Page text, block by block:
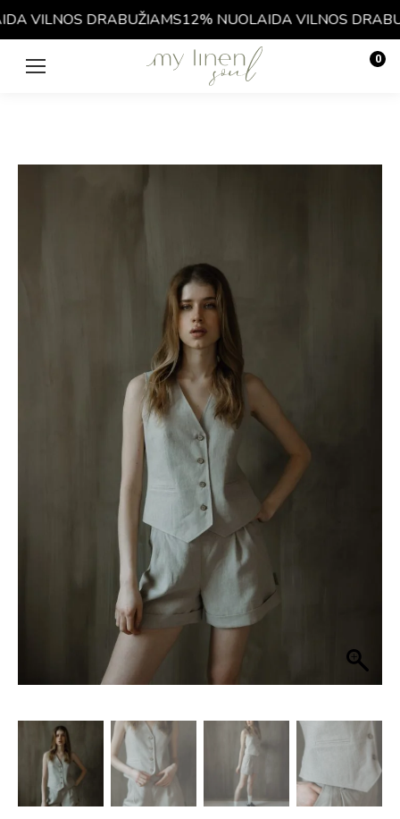
VILNOS DRABUŽIAMS12% NUOLAIDA VILNOS
0